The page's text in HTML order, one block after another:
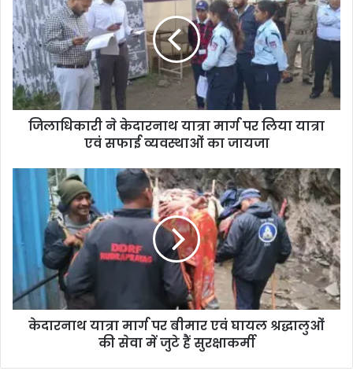
जिलाधिकारी ने केदारनाथ यात्रा मार्ग पर लिया यात्रा
एवं सफाई व्यवस्थाओं का जायजा
केदारनाथ यात्रा मार्ग पर बीमार एवं घायल श्रद्धालुओं
की सेवा में जुटे हैं सुरक्षाकर्मी